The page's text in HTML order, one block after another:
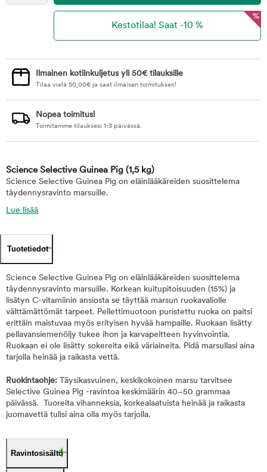
%
Ilmainen kotiinkuljetus yli 50€ tilauksille
Tilaa vielä 50,00€ ja saat ilmaisen toimituksen!
Nopea toimitus!
Toimitamme tilauksesi 1-3 päivässä.
Science Selective Guinea Pig (1,5 kg)
Science Selective Guinea Pig on eläinlääkäreiden suosittelema
täydennysravinto marsuille.
Lue lisää
Tuotetiedot
Science Selective Guinea Pig on eläinlääkäreiden suosittelema
täydennysravinto marsuille. Korkean kuitupitoisuuden (15%) ja
lisätyn C-vitamiinin ansiosta se täyttää marsun ruokavaliolle
välttämättömät tarpeet. Pellettimuotoon puristettu ruoka on paitsi
erittäin maistuvaa myös erityisen hyvää hampaille. Ruokaan lisätty
pellavansiemenöljy tukee ihon ja karvapeitteen hyvinvointia.
Ruokaan ei ole lisätty sokereita eikä väriaineita. Pidä marsullasi aina
tarjolla heinää ja raikasta vettä.
Ruokintaohje: Täysikasvuinen, keskikokoinen marsu tarvitsee
Selective Guinea Pig -ravintoa keskimäärin 40–50 grammaa
päivässä. Tuoreita vihanneksia, korkealaatuista heinää ja raikasta
juomavettä tulisi aina olla myös tarjolla.
Ravintosisältö